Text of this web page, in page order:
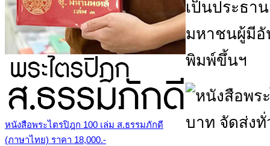
หนังสือพระไตรปิฎก 100 เล่ม ส.ธรรมภักดี
(ภาษาไทย) ราคา 18,000.-
เป็นประธา
มหาชนผู้มีอั
พิมพ์ขึ้นฯ